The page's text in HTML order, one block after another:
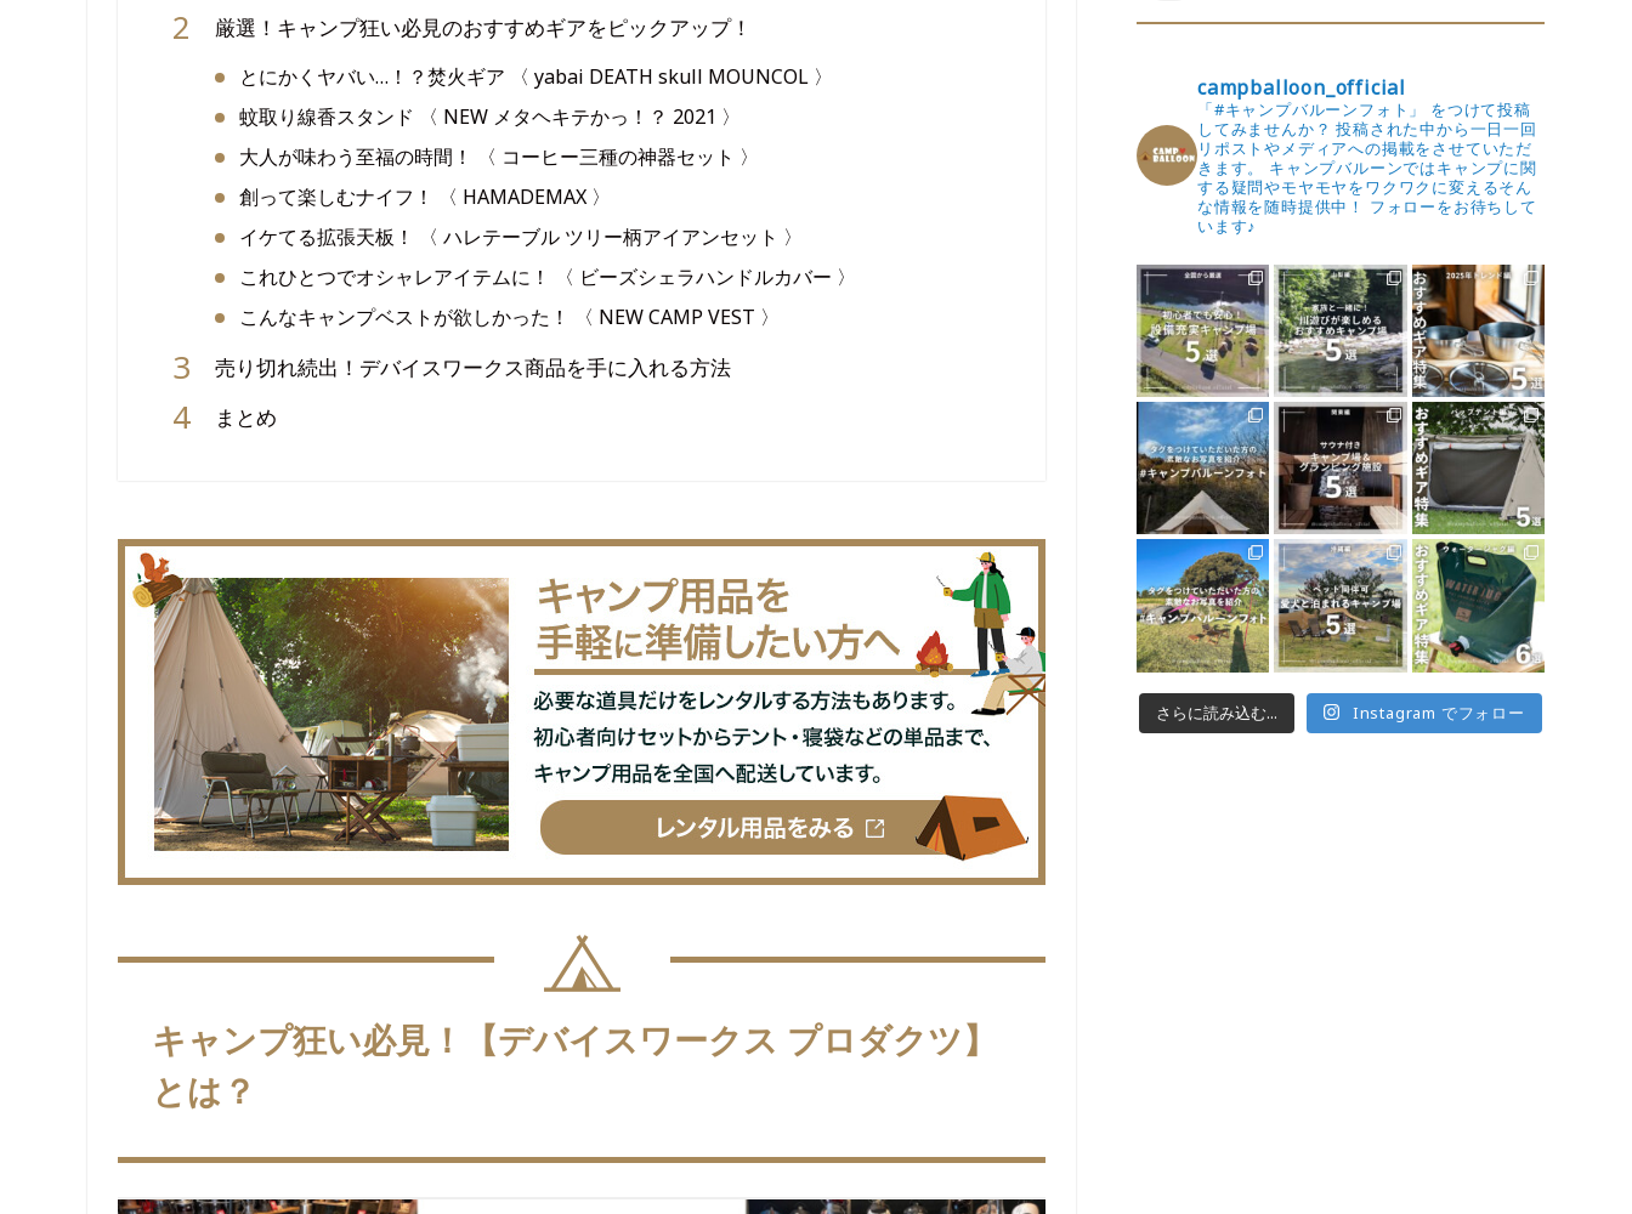
厳選！キャンプ狂い必見のおすすめギアをピックアップ！
とにかくヤバい…！？焚火ギア 〈 yabai DEATH skull MOUNCOL 〉
蚊取り線香スタンド 〈 NEW メタヘキテかっ！？ 2021 〉
大人が味わう至福の時間！ 〈 コーヒー三種の神器セット 〉
創って楽しむナイフ！ 〈 HAMADEMAX 〉
イケてる拡張天板！ 〈 ハレテーブル ツリー柄アイアンセット 〉
これひとつでオシャレアイテムに！ 〈 ビーズシェラハンドルカバー 〉
こんなキャンプベストが欲しかった！ 〈 NEW CAMP VEST 〉
売り切れ続出！デバイスワークス商品を手に入れる方法
まとめ
キャンプ狂い必見！【デバイスワークス プロダクツ】
とは？
campballoon_official
「#キャンプバルーンフォト」 をつけて投稿
してみませんか？ 投稿された中から一日一回
リポストやメディアへの掲載をさせていただ
きます。
キャンプバルーンではキャンプに関
する疑問やモヤモヤをワクワクに変えるそん
な情報を随時提供中！
フォローをお待ちして
います♪
さらに読み込む... Instagram でフォロー